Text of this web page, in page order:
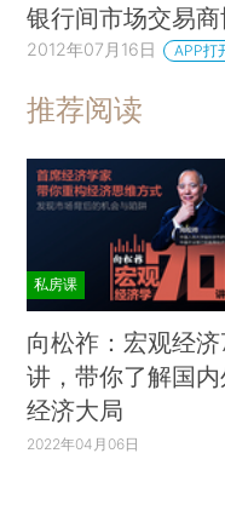
银行间市场交易
2012年07月16日 APP打
推荐阅读
私房课
向松祚：宏观经
讲，带你了解国
经济大局
2022年04月06日